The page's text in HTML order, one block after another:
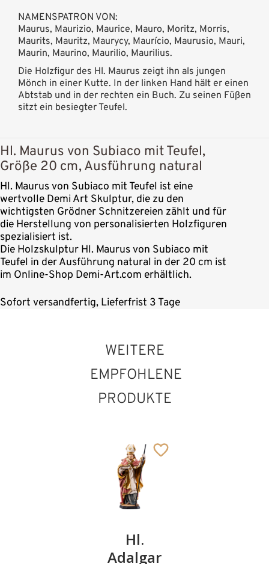
NAMENSPATRON VON:
Maurus, Maurizio, Maurice, Mauro, Moritz, Morris,
Maurits, Mauritz, Maurycy, Maurício, Maurusio, Mauri,
Maurin, Maurino, Maurilio, Maurilius.
Die Holzfigur des Hl. Maurus zeigt ihn als jungen
Mönch in einer Kutte. In der linken Hand hält er einen
Abtstab und in der rechten ein Buch. Zu seinen Füßen
sitzt ein besiegter Teufel.
Hl. Maurus von Subiaco mit Teufel,
Größe 20 cm, Ausführung natural
Hl. Maurus von Subiaco mit Teufel ist eine
wertvolle Demi Art Skulptur, die zu den
wichtigsten Grödner Schnitzereien zählt und für
die Herstellung von personalisierten Holzfiguren
spezialisiert ist.
Die Holzskulptur Hl. Maurus von Subiaco mit
Teufel in der Ausführung natural in der 20 cm ist
im Online-Shop Demi-Art.com erhältlich.
Sofort versandfertig, Lieferfrist 3 Tage
WEITERE
EMPFOHLENE
PRODUKTE
Hl.
Adalgar